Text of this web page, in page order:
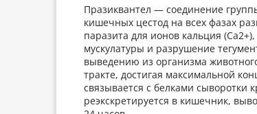
Празиквантел — соединение
кишечных цестод на всех фазах
паразита для ионов кальция
мускулатуры и разрушение
выведению из организма
тракте, достигая максимальной
связывается с белками сыворотки
реэкскретируется в кишечник,